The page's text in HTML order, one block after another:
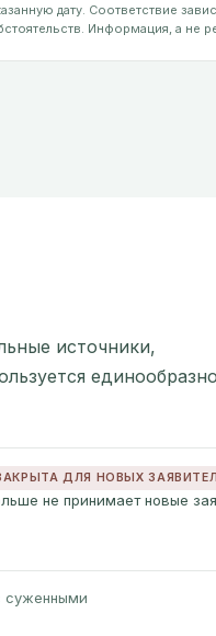
дату. Соответствие
Информация, а не
источники,
ДЛЯ НОВЫХ
не принимает новые
суженными